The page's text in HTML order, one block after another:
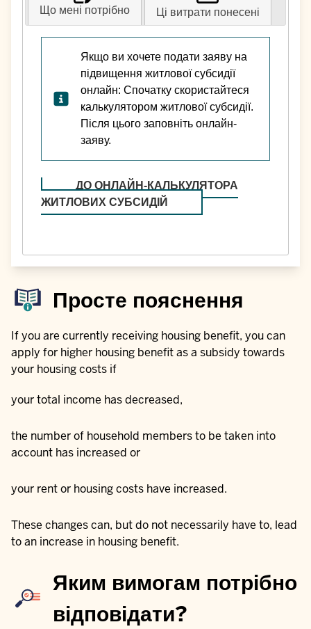
Що мені потрібно Ці витрати понесені
Якщо ви хочете подати заяву на
підвищення житлової субсидії
онлайн: Спочатку скористайтеся
калькулятором житлової субсидії.
Після цього заповніть онлайн-
заяву.
ДО ОНЛАЙН-КАЛЬКУЛЯТОРА
ЖИТЛОВИХ СУБСИДІЙ
Просте пояснення
If you are currently receiving housing benefit, you can
apply for higher housing benefit as a subsidy towards
your housing costs if
your total income has decreased,
the number of household members to be taken into
account has increased or
your rent or housing costs have increased.
These changes can, but do not necessarily have to, lead
to an increase in housing benefit.
Яким вимогам потрібно
відповідати?